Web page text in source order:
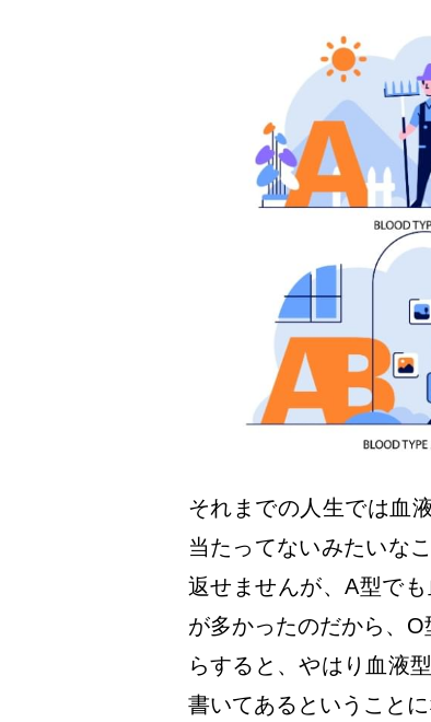
それまでの人生では血
当たってないみたいな
返せませんが、A型で
が多かったのだから、
らすると、やはり血液
書いてあるということに